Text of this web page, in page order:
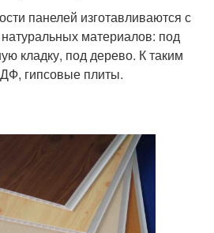
панелей изготавливаются с
материалов: под
кладку, под дерево. К таким
гипсовые плиты.